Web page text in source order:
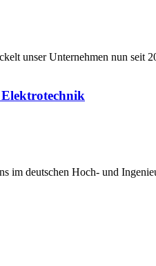
unser Unternehmen nun
deutschen Hoch- und